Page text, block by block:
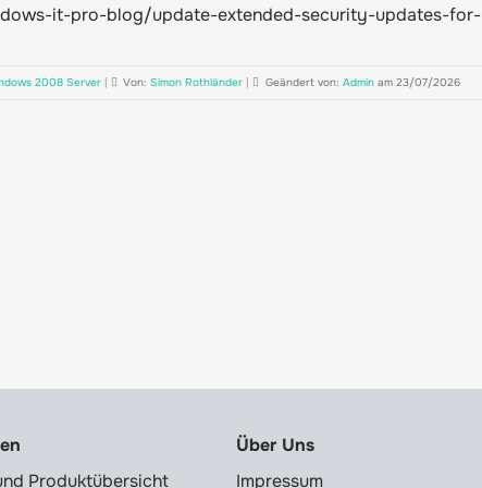
it-pro-blog/update-extended-security-updates-for-
2008 Server | Von: Simon Rothländer | Geändert von: Admin am 23/07/2026
Produktübersicht
Über Uns
Impressum